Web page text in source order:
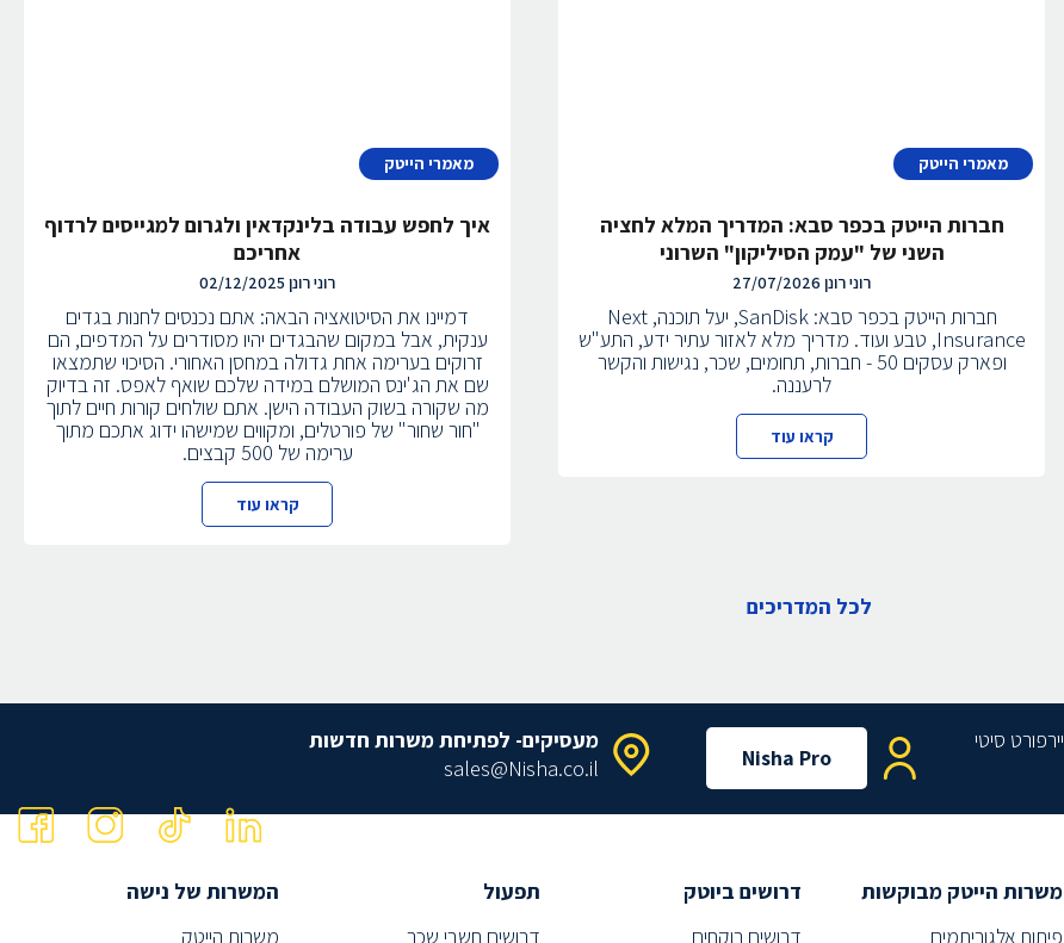
מאמרי הייטק
חברות הייטק בכפר סבא: המדריך המלא לחציה
השני של "עמק הסיליקון" השרוני
רוני רונן 27/07/2026
חברות הייטק בכפר סבא: SanDisk, יעל תוכנה, Next
Insurance, טבע ועוד. מדריך מלא לאזור עתיר ידע, התע"ש
ופארק עסקים 50 - חברות, תחומים, שכר, נגישות והקשר
לרעננה.
קראו עוד
מאמרי הייטק
איך לחפש עבודה בלינקדאין ולגרום למגייסים לרדוף
אחריכם
רוני רונן 02/12/2025
דמיינו את הסיטואציה הבאה: אתם נכנסים לחנות בגדים
ענקית, אבל במקום שהבגדים יהיו מסודרים על המדפים, הם
זרוקים בערימה אחת גדולה במחסן האחורי. הסיכוי שתמצאו
שם את הג'ינס המושלם במידה שלכם שואף לאפס. זה בדיוק
מה שקורה בשוק העבודה הישן. אתם שולחים קורות חיים לתוך
"חור שחור" של פורטלים, ומקווים שמישהו ידוג אתכם מתוך
ערימה של 500 קבצים.
קראו עוד
לכל המדריכים
Nisha Pro
מעסיקים- לפתיחת משרות חדשות
sales@Nisha.co.il
משרות הייטק מבוקשות
פיתוח אלגוריתמים
דרושים ביוטק
דרושים רוקחים
תפעול
דרושים חשבי שכר
המשרות של נישה
משרות הייטק